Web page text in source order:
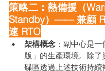
策略二：熱備援（
Standby）—— 兼顧
速 RTO
架構概念 ：副中心是
版」的生產環境。除了
碟區透過上述技術持續